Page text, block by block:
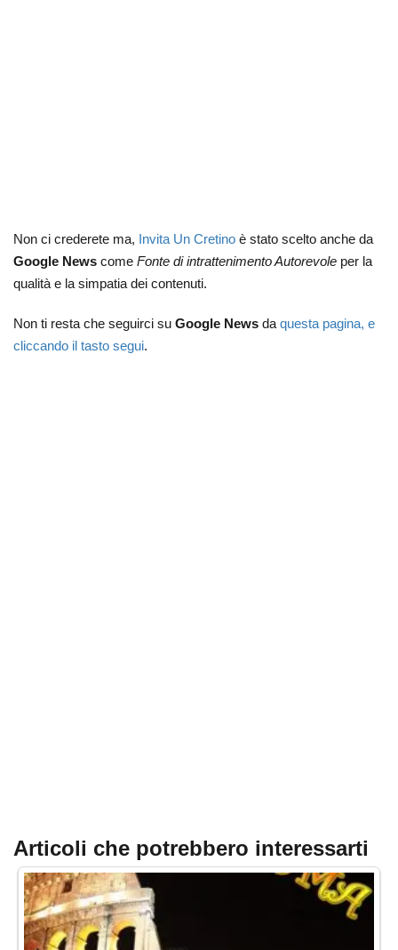
Non ci crederete ma, Invita Un Cretino è stato scelto anche da
Google News come Fonte di intrattenimento Autorevole per la
qualità e la simpatia dei contenuti.
Non ti resta che seguirci su Google News da questa pagina, e
cliccando il tasto segui.
Articoli che potrebbero interessarti